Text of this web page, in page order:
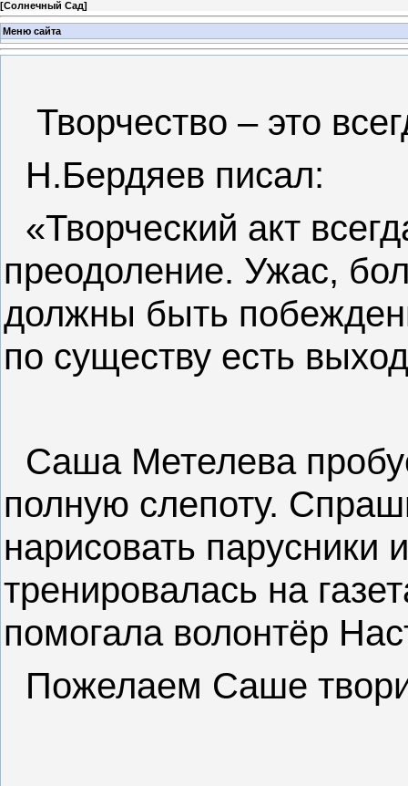
[Солнечный Сад]
Меню сайта
Творчество – это
Н.Бердяев писал:
«Творческий акт
преодоление. Ужас,
должны быть
по существу есть
Саша Метелева
полную слепоту.
нарисовать парусники
тренировалась на
помогала волонтёр
Пожелаем Саше